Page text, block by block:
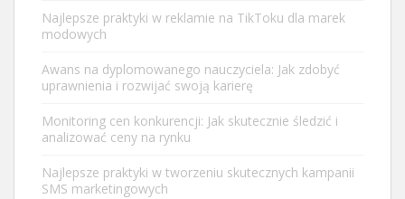
Najlepsze praktyki w reklamie na TikToku dla marek
modowych
Awans na dyplomowanego nauczyciela: Jak zdobyć
uprawnienia i rozwijać swoją karierę
Monitoring cen konkurencji: Jak skutecznie śledzić i
analizować ceny na rynku
Najlepsze praktyki w tworzeniu skutecznych kampanii
SMS marketingowych